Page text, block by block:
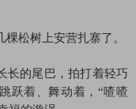
松树上安营扎寨了。
长的尾巴，拍打着轻巧
跃着、舞动着，“喳喳